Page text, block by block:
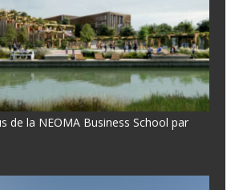
de la NEOMA Business School par